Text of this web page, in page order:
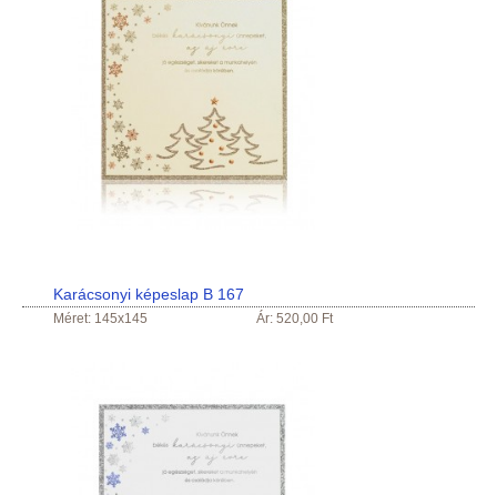
Karácsonyi képeslap B 167
Méret: 145x145 Ár: 520,00 Ft